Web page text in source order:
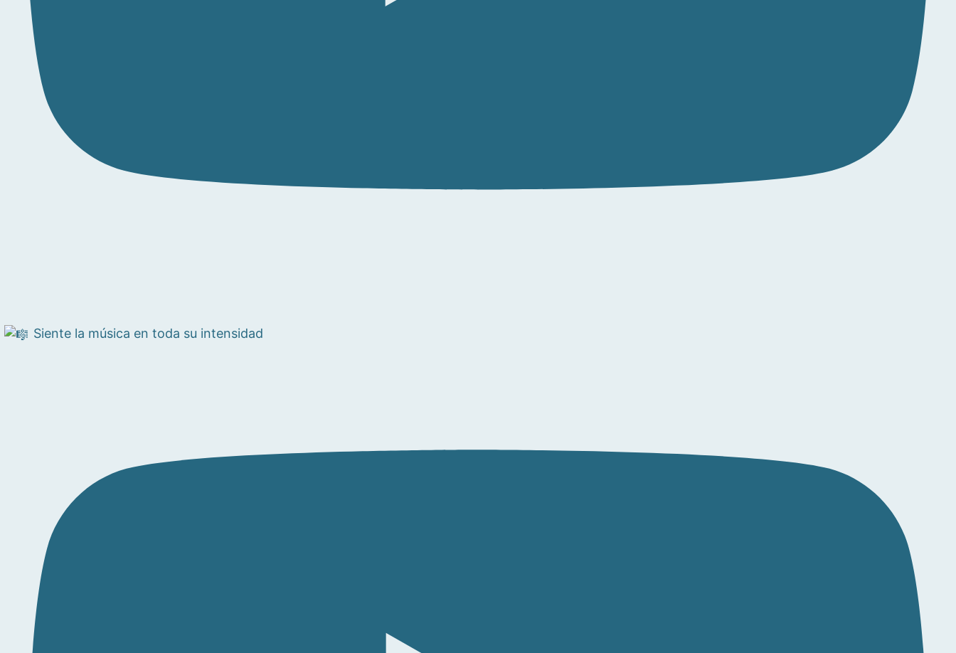
Siente la música en toda su intensidad